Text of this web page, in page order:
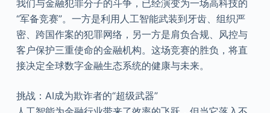
我们与金融犯罪分子的斗争，已经演变为一场高科技的
“军备竞赛”。一方是利用人工智能武装到牙齿、组织严
密、跨国作案的犯罪网络，另一方是肩负合规、风控与
客户保护三重使命的金融机构。这场竞赛的胜负，将直
接决定全球数字金融生态系统的健康与未来。
挑战：AI成为欺诈者的“超级武器”